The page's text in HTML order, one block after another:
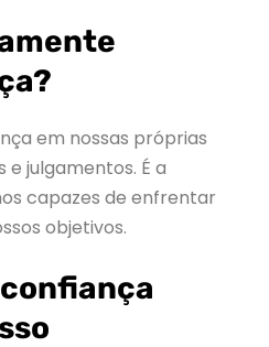
em nossas próprias
e julgamentos. É a
capazes de enfrentar
objetivos.